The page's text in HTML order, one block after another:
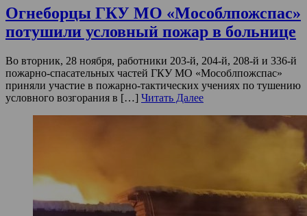
Огнеборцы ГКУ МО «Мособлпожспас»
потушили условный пожар в больнице
Во вторник, 28 ноября, работники 203-й, 204-й, 208-й и 336-й
пожарно-спасательных частей ГКУ МО «Мособлпожспас»
приняли участие в пожарно-тактических учениях по тушению
условного возгорания в […] Читать Далее